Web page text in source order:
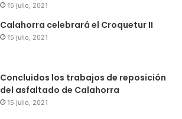
15 julio, 2021
Calahorra celebrará el Croquetur II
15 julio, 2021
Concluidos los trabajos de reposición
del asfaltado de Calahorra
15 julio, 2021